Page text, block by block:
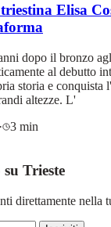
Elisa
dopo il bronzo
al debutto
storia e conquista
altezze. L'
·
3 min
Trieste
direttamente nella